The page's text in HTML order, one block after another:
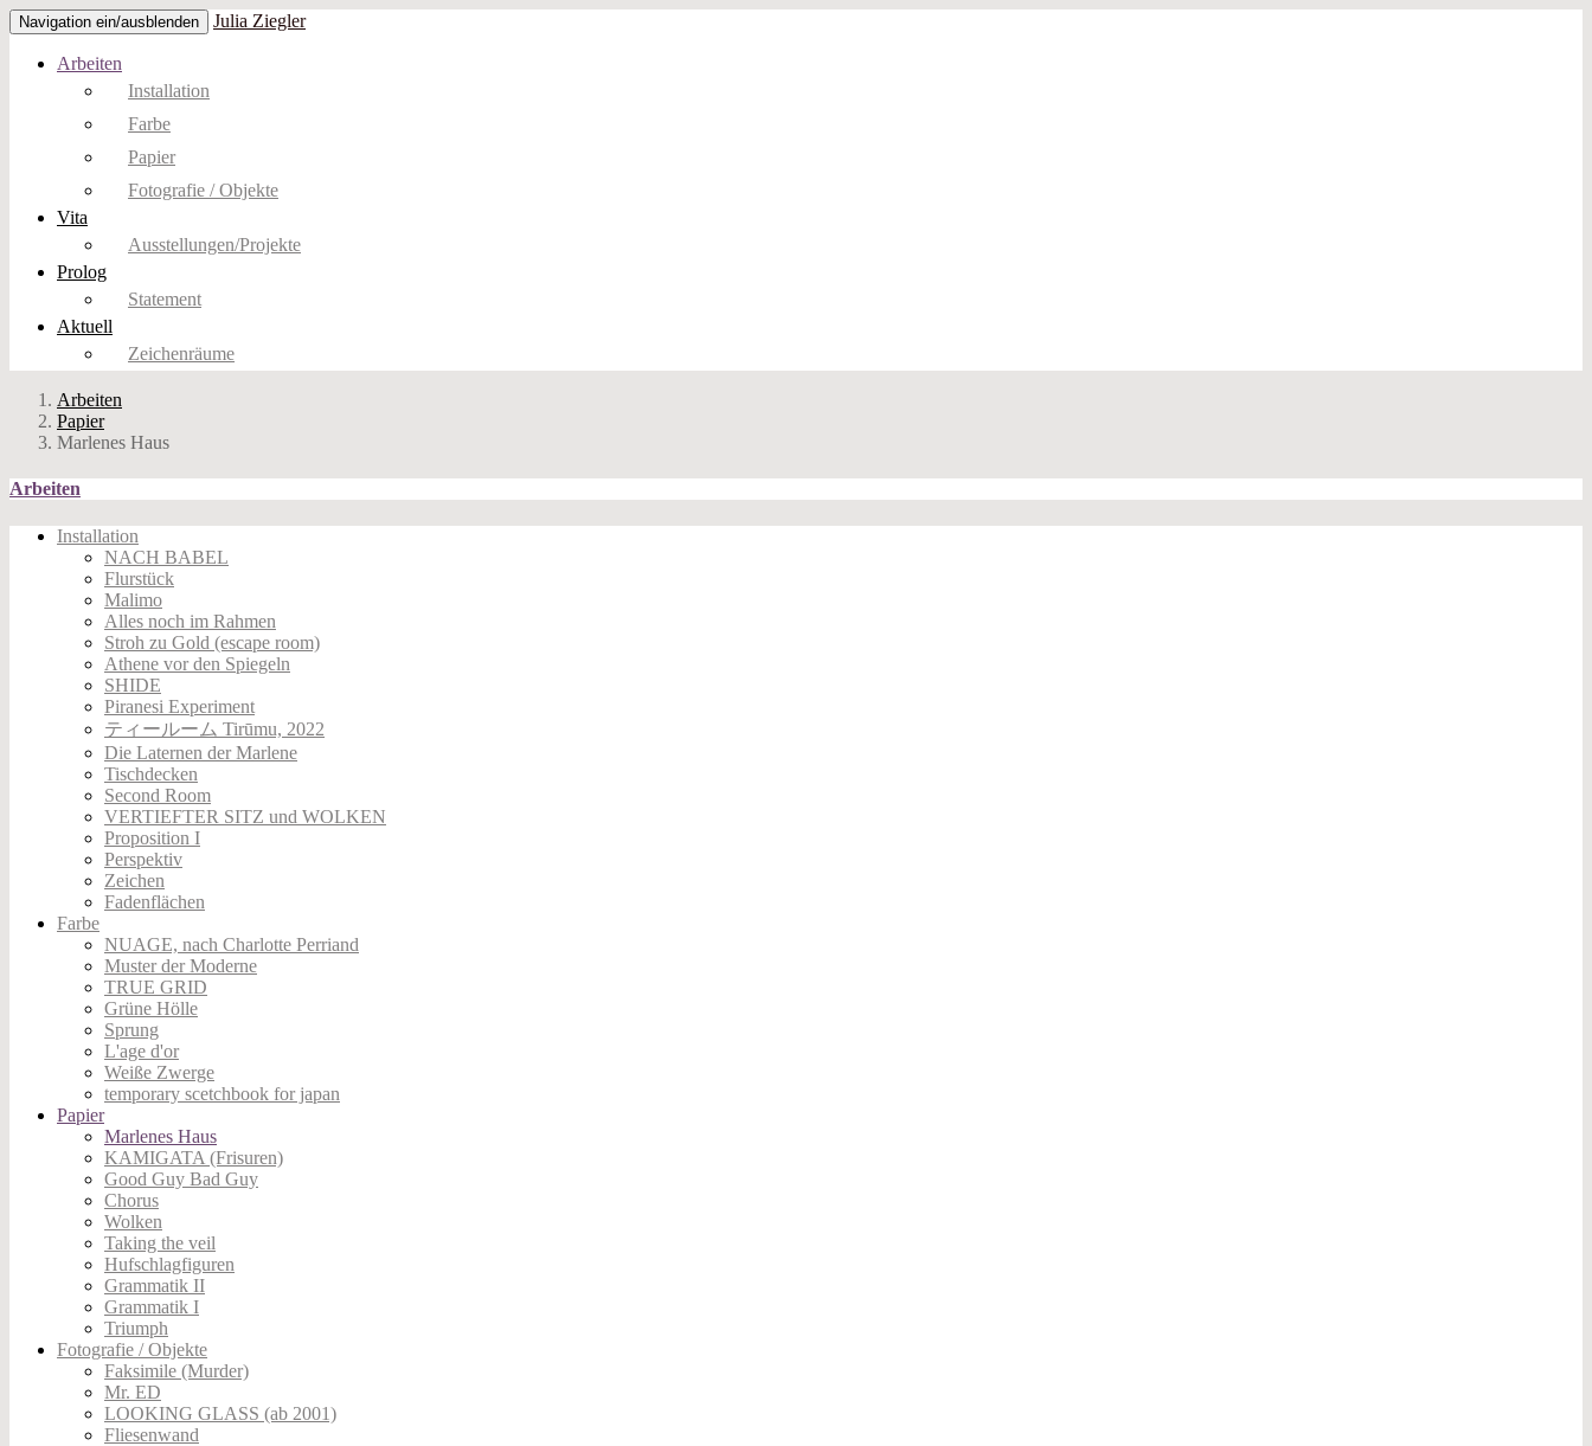
Navigation ein/ausblenden Julia Ziegler
Arbeiten
Installation
Farbe
Papier
Fotografie / Objekte
Vita
Ausstellungen/Projekte
Prolog
Statement
Aktuell
Zeichenräume
Arbeiten
Papier
Marlenes Haus
Arbeiten
Installation
NACH BABEL
Flurstück
Malimo
Alles noch im Rahmen
Stroh zu Gold (escape room)
Athene vor den Spiegeln
SHIDE
Piranesi Experiment
ティールーム Tirūmu, 2022
Die Laternen der Marlene
Tischdecken
Second Room
VERTIEFTER SITZ und WOLKEN
Proposition I
Perspektiv
Zeichen
Fadenflächen
Farbe
NUAGE, nach Charlotte Perriand
Muster der Moderne
TRUE GRID
Grüne Hölle
Sprung
L'age d'or
Weiße Zwerge
temporary scetchbook for japan
Papier
Marlenes Haus
KAMIGATA (Frisuren)
Good Guy Bad Guy
Chorus
Wolken
Taking the veil
Hufschlagfiguren
Grammatik II
Grammatik I
Triumph
Fotografie / Objekte
Faksimile (Murder)
Mr. ED
LOOKING GLASS (ab 2001)
Fliesenwand